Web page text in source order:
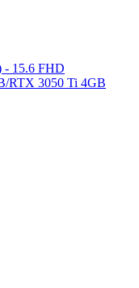
- 15.6 FHD
RTX 3050 Ti 4GB